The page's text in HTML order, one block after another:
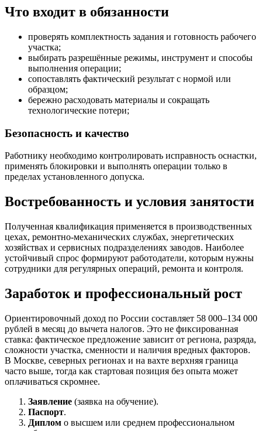
Что входит в обязанности
проверять комплектность задания и готовность рабочего
участка;
выбирать разрешённые режимы, инструмент и способы
выполнения операции;
сопоставлять фактический результат с нормой или
образцом;
бережно расходовать материалы и сокращать
технологические потери;
Безопасность и качество
Работнику необходимо контролировать исправность оснастки,
применять блокировки и выполнять операции только в
пределах установленного допуска.
Востребованность и условия занятости
Полученная квалификация применяется в производственных
цехах, ремонтно-механических службах, энергетических
хозяйствах и сервисных подразделениях заводов. Наиболее
устойчивый спрос формируют работодатели, которым нужны
сотрудники для регулярных операций, ремонта и контроля.
Заработок и профессиональный рост
Ориентировочный доход по России составляет 58 000–134 000
рублей в месяц до вычета налогов. Это не фиксированная
ставка: фактическое предложение зависит от региона, разряда,
сложности участка, сменности и наличия вредных факторов.
В Москве, северных регионах и на вахте верхняя граница
часто выше, тогда как стартовая позиция без опыта может
оплачиваться скромнее.
Заявление (заявка на обучение).
Паспорт.
Диплом о высшем или среднем профессиональном